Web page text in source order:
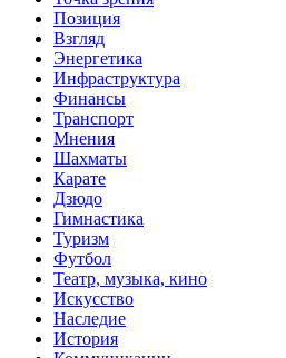
Позиция
Взгляд
Энергетика
Инфраструктура
Финансы
Транспорт
Мнения
Шахматы
Карате
Дзюдо
Гимнастика
Туризм
Футбол
Театр, музыка, кино
Искусство
Наследие
История